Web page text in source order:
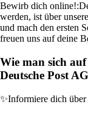
Bewirb dich online!:
werden, ist über
und mach den ersten
freuen uns auf deine
Wie man sich
Deutsche Post
✨Informiere dich über